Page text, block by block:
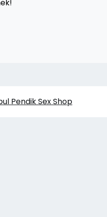
Pendik Sex Shop